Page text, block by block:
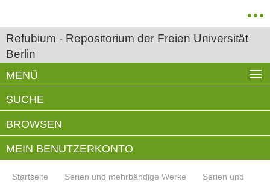
Refubium - Repositorium der Freien Universität
Berlin
MENÜ
SUCHE
BROWSEN
MEIN BENUTZERKONTO
Startseite Serien und mehrbändige Werke
Serien und